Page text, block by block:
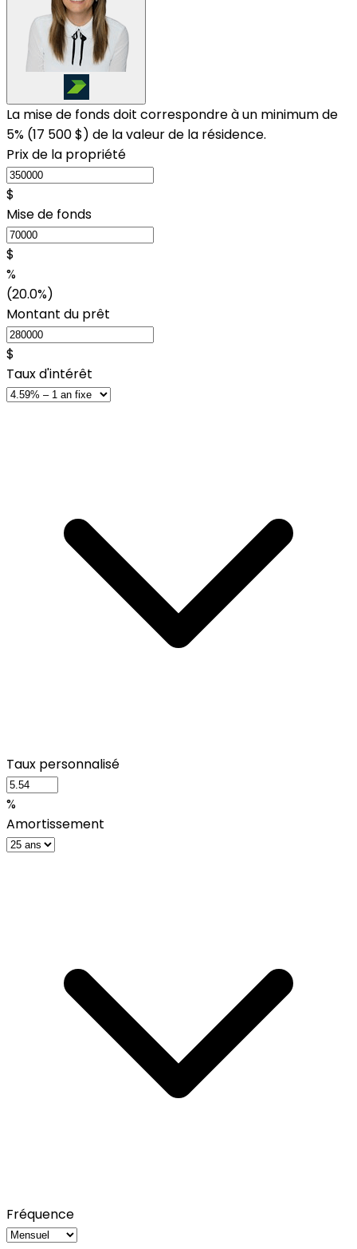
La mise de fonds doit correspondre à un minimum de
5% (17 500 $) de la valeur de la résidence.
Prix de la propriété
$
Mise de fonds
$
%
(20.0%)
Montant du prêt
$
Taux d'intérêt
Taux personnalisé
%
Amortissement
Fréquence